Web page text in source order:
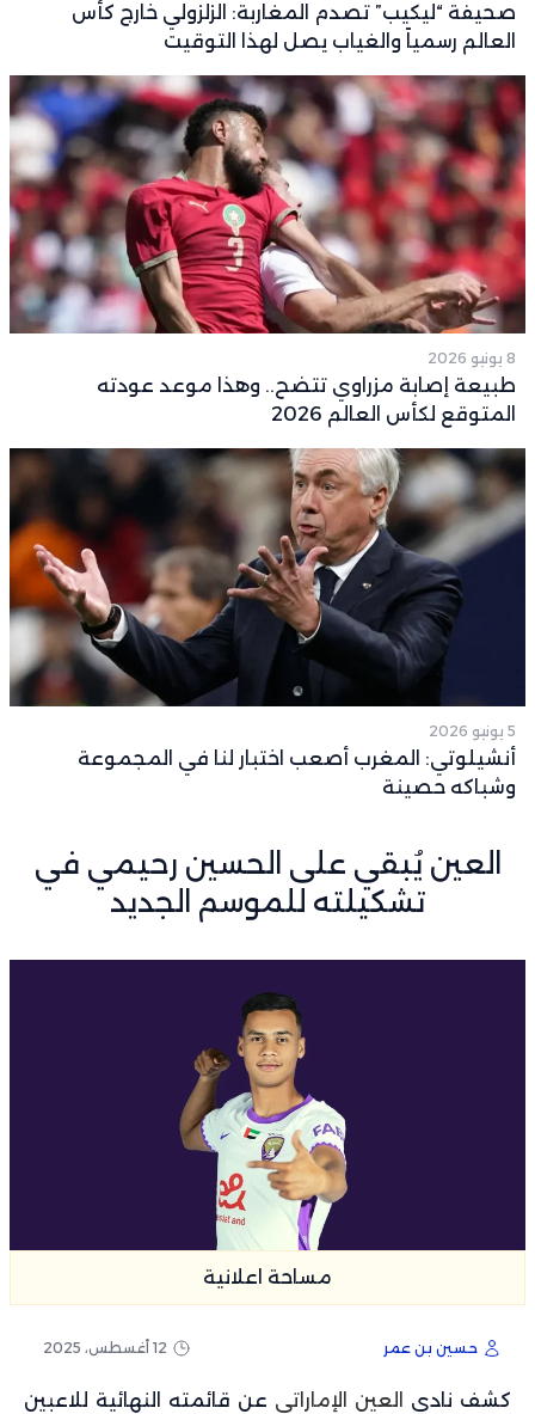
صحيفة “ليكيب” تصدم المغاربة: الزلزولي خارج كأس
العالم رسمياً والغياب يصل لهذا التوقيت
8 يونيو 2026
طبيعة إصابة مزراوي تتضح.. وهذا موعد عودته
المتوقع لكأس العالم 2026
5 يونيو 2026
أنشيلوتي: المغرب أصعب اختبار لنا في المجموعة
وشباكه حصينة
العين يُبقي على الحسين رحيمي في
تشكيلته للموسم الجديد
مساحة اعلانية
حسين بن عمر 12 أغسطس، 2025
كشف نادي العين الإماراتي عن قائمته النهائية للاعبين